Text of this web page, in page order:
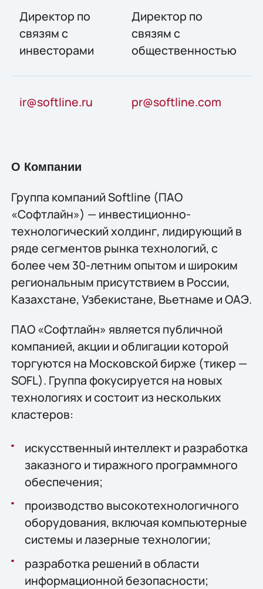
Директор по
связям с
инвесторами
Директор по
связям с
общественностью
ir@softline.ru pr@softline.com
О Компании
Группа компаний Softline (ПАО
«Софтлайн») — инвестиционно-
технологический холдинг, лидирующий в
ряде сегментов рынка технологий, c
более чем 30-летним опытом и широким
региональным присутствием в России,
Казахстане, Узбекистане, Вьетнаме и ОАЭ.
ПАО «Софтлайн» является публичной
компанией, акции и облигации которой
торгуются на Московской бирже (тикер —
SOFL). Группа фокусируется на новых
технологиях и состоит из нескольких
кластеров:
искусственный интеллект и разработка
заказного и тиражного программного
обеспечения;
производство высокотехнологичного
оборудования, включая компьютерные
системы и лазерные технологии;
разработка решений в области
информационной безопасности;